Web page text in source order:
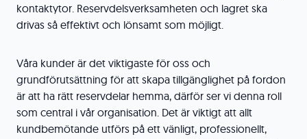
kontaktytor. Reservdelsverksamheten och lagret ska
drivas så effektivt och lönsamt som möjligt.
Våra kunder är det viktigaste för oss och
grundförutsättning för att skapa tillgänglighet på fordon
är att ha rätt reservdelar hemma, därför ser vi denna roll
som central i vår organisation. Det är viktigt att allt
kundbemötande utförs på ett vänligt, professionellt,